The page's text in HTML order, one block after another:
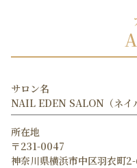
サロン名
NAIL EDEN SALON（ネイ
所在地
〒231-0047
神奈川県横浜市中区羽衣町